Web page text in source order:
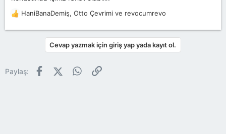
T
e
HaniBanaDemiş, Otto Çevrimi ve revocumrevo
Cevap yazmak için giriş yap yada kayıt ol.
Paylaş: FacebookX (Twitter)WhatsApp
Link